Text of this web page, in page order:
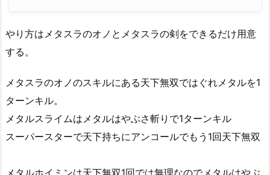
やり方はメタスラのオノとメタスラの剣をできるだけ用意
する。
メタスラのオノのスキルにある天下無双ではぐれメタルを1
ターンキル。
メタルスライムはメタルはやぶさ斬りで1ターンキル
スーパースターで天下持ちにアンコールでもう1回天下無双